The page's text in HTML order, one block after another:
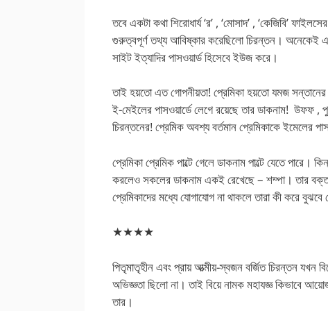
তবে একটা কথা শিরোধার্য ‘র’ , ‘মোসাদ’ , ‘কেজিবি’
গুরুত্বপূর্ণ তথ্য আবিষ্কার করেছিলো চিরন্তন। অনেকেই
সাইট ইত্যাদির পাসওয়ার্ড হিসেবে ইউজ করে।
তাই হয়তো এত গোপনীয়তা! প্রেমিকা হয়তো যমজ সন্তানের
ই-মেইলের পাসওয়ার্ডে লেগে রয়েছে তার ডাকনাম! উফফ ,
চিরন্তনের! প্রেমিক অবশ্য বর্তমান প্রেমিকাকে ইমেলের
প্রেমিকা প্রেমিক পাল্টে গেলে ডাকনাম পাল্টে যেতে
করলেও সকলের ডাকনাম একই রেখেছে – শম্পা। তার বক্তব্য
প্রেমিকাদের মধ্যে যোগাযোগ না থাকলে তারা কী করে
★★★★
পিতৃমাতৃহীন এবং প্রায় আত্মীয়-স্বজন বর্জিত চিরন্তন যখন
অভিজ্ঞতা ছিলো না। তাই বিয়ে নামক মহাযজ্ঞ কিভাবে
তার।